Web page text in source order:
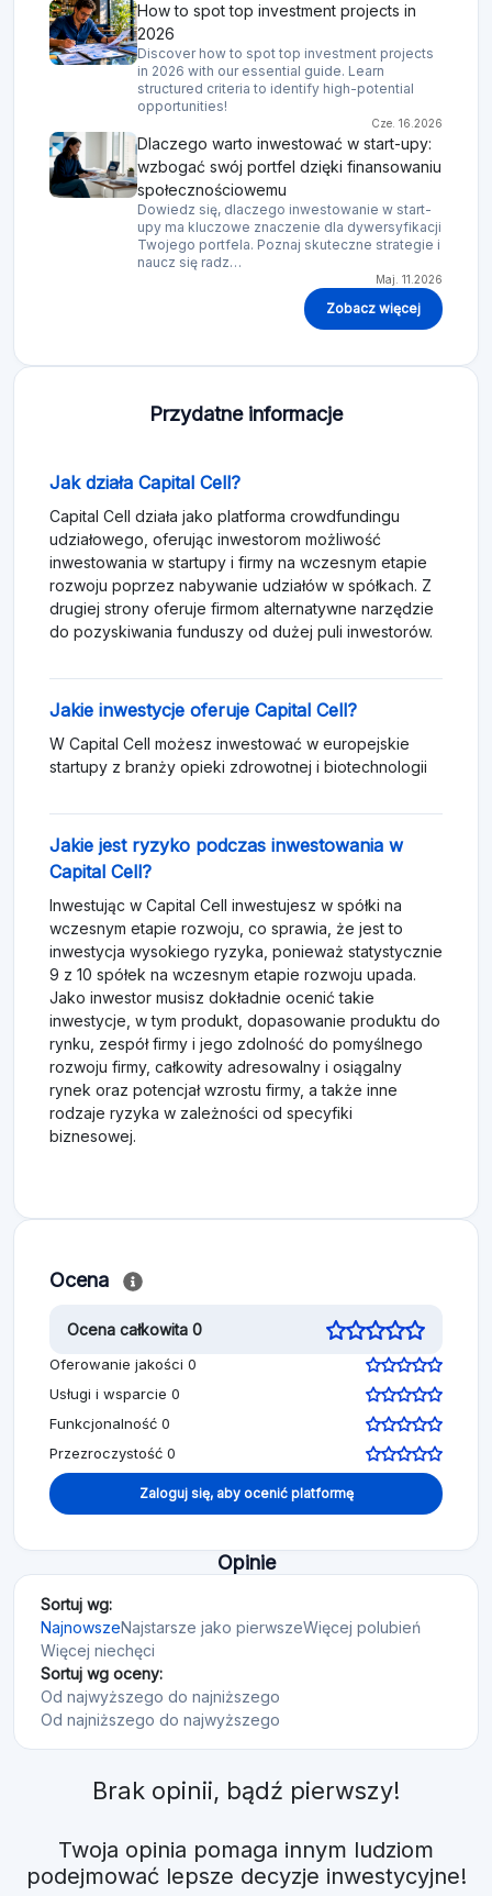
How to spot top investment projects in
2026
Discover how to spot top investment projects
in 2026 with our essential guide. Learn
structured criteria to identify high-potential
opportunities!
Cze. 16.2026
Dlaczego warto inwestować w start-upy:
wzbogać swój portfel dzięki finansowaniu
społecznościowemu
Dowiedz się, dlaczego inwestowanie w start-
upy ma kluczowe znaczenie dla dywersyfikacji
Twojego portfela. Poznaj skuteczne strategie i
naucz się radz…
Maj. 11.2026
Zobacz więcej
Przydatne informacje
Jak działa Capital Cell?
Capital Cell działa jako platforma crowdfundingu
udziałowego, oferując inwestorom możliwość
inwestowania w startupy i firmy na wczesnym etapie
rozwoju poprzez nabywanie udziałów w spółkach. Z
drugiej strony oferuje firmom alternatywne narzędzie
do pozyskiwania funduszy od dużej puli inwestorów.
Jakie inwestycje oferuje Capital Cell?
W Capital Cell możesz inwestować w europejskie
startupy z branży opieki zdrowotnej i biotechnologii
Jakie jest ryzyko podczas inwestowania w
Capital Cell?
Inwestując w Capital Cell inwestujesz w spółki na
wczesnym etapie rozwoju, co sprawia, że jest to
inwestycja wysokiego ryzyka, ponieważ statystycznie
9 z 10 spółek na wczesnym etapie rozwoju upada.
Jako inwestor musisz dokładnie ocenić takie
inwestycje, w tym produkt, dopasowanie produktu do
rynku, zespół firmy i jego zdolność do pomyślnego
rozwoju firmy, całkowity adresowalny i osiągalny
rynek oraz potencjał wzrostu firmy, a także inne
rodzaje ryzyka w zależności od specyfiki
biznesowej.
Ocena
Ocena całkowita 0
Oferowanie jakości 0
Usługi i wsparcie 0
Funkcjonalność 0
Przezroczystość 0
Zaloguj się, aby ocenić platformę
Opinie
Sortuj wg:
NajnowszeNajstarsze jako pierwszeWięcej polubień
Więcej niechęci
Sortuj wg oceny:
Od najwyższego do najniższego
Od najniższego do najwyższego
Brak opinii, bądź pierwszy!
Twoja opinia pomaga innym ludziom
podejmować lepsze decyzje inwestycyjne!